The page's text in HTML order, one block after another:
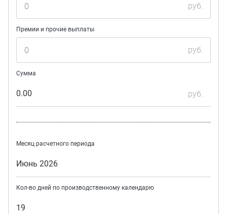
руб.
Премии и прочие выплаты
руб.
Сумма
0.00 руб.
Месяц расчетного периода
Июнь 2026
Кол-во дней по производственному календарю
19